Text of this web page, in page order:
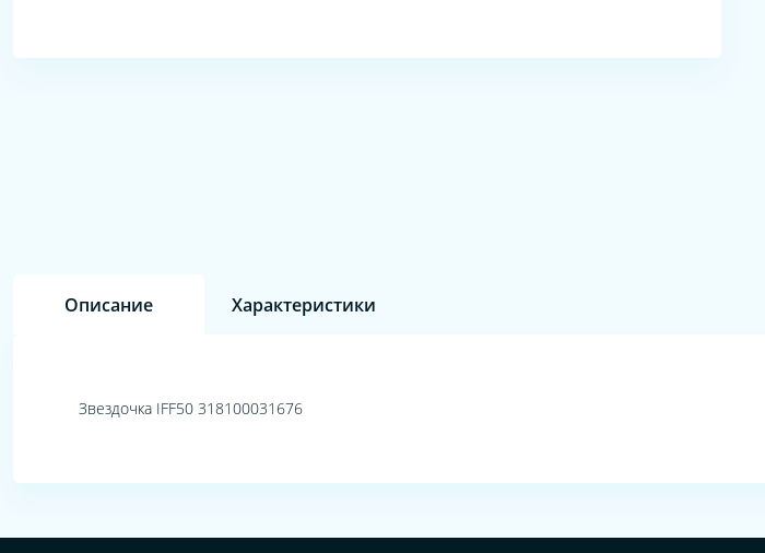
Описание Характеристики
Звездочка IFF50 318100031676